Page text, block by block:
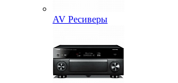
AV Ресиверы